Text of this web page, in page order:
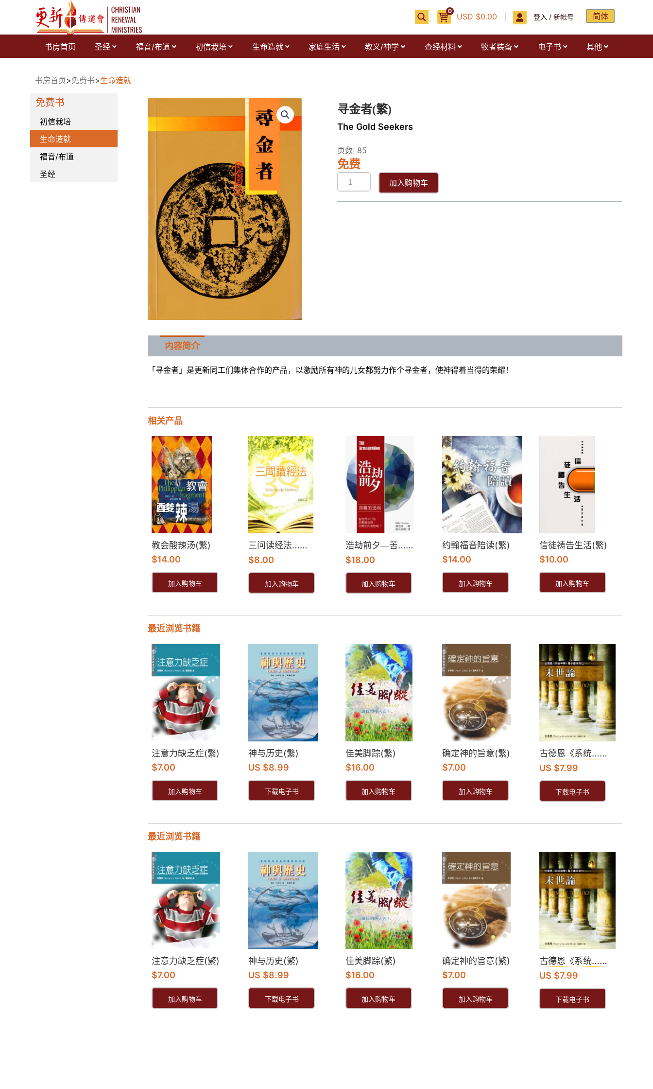
简体
0
USD $0.00 登入 / 新帐号
书房首页 圣经 福音/布道 初信栽培 生命造就 家庭生活 教义/神学 查经材料 牧者装备 电子书 其他
书房首页>免费书>生命造就
免费书
初信栽培
生命造就
福音/布道
圣经
寻金者(繁)
The Gold Seekers
页数: 85
免费
尋
金
者
量
加入购物车
内容简介
「寻金者」是更新同工们集体合作的产品，以激励所有神的儿女都努力作个寻金者，使神得着当得的荣耀！
相关产品
教会酸辣汤(繁)
$14.00
加入购物车
三问读经法……
$8.00
加入购物车
浩劫前夕―苦……
$18.00
加入购物车
约翰福音陪读(繁)
$14.00
加入购物车
信徒祷告生活(繁)
$10.00
加入购物车
最近浏览书籍
注意力缺乏症(繁)
$7.00
加入购物车
神与历史(繁)
US $8.99
下载电子书
佳美脚踪(繁)
$16.00
加入购物车
确定神的旨意(繁)
$7.00
加入购物车
古德恩《系统……
US $7.99
下载电子书
最近浏览书籍
注意力缺乏症(繁)
$7.00
加入购物车
神与历史(繁)
US $8.99
下载电子书
佳美脚踪(繁)
$16.00
加入购物车
确定神的旨意(繁)
$7.00
加入购物车
古德恩《系统……
US $7.99
下载电子书